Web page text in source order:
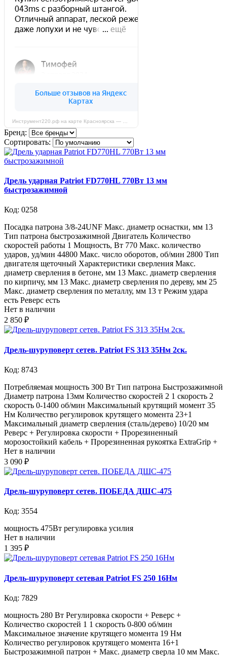
Бренд:
Сортировать:
Дрель ударная Patriot FD770HL 770Вт 13 мм
быстрозажимной
Код: 0258
Посадка патрона 3/8-24UNF Макс. диаметр оснастки, мм 13
Тип патрона быстрозажимной Двигатель Количество
скоростей работы 1 Мощность, Вт 770 Макс. количество
ударов, уд/мин 44800 Макс. число оборотов, об/мин 2800 Тип
двигателя щеточный Характеристики сверления Макс.
диаметр сверления в бетоне, мм 13 Макс. диаметр сверления
по кирпичу, мм 13 Макс. диаметр сверления по дереву, мм 25
Макс. диаметр сверления по металлу, мм 13 т Режим удара
есть Реверс есть
Нет в наличии
2 850 ₽
Дрель-шуруповерт сетев. Patriot FS 313 35Нм 2ск.
Код: 8743
Потребляемая мощность 300 Вт Тип патрона Быстрозажимной
Диаметр патрона 13мм Количество скоростей 2 1 скорость 2
скорость 0-1400 об/мин Максимальный крутящий момент 35
Нм Количество регулировок крутящего момента 23+1
Максимальный диаметр сверления (сталь/дерево) 10/20 мм
Реверс + Регулировка скорости + Прорезиненный
морозостойкий кабель + Прорезиненная рукоятка ExtraGrip +
Нет в наличии
3 090 ₽
Дрель-шуруповерт сетев. ПОБЕДА ДШС-475
Код: 3554
мощность 475Вт регулировка усилия
Нет в наличии
1 395 ₽
Дрель-шуруповерт сетевая Patriot FS 250 16Нм
Код: 7829
мощность 280 Вт Регулировка скорости + Реверс +
Количество скоростей 1 1 скорость 0-800 об/мин
Максимальное значение крутящего момента 19 Нм
Количество регулировок крутящего момента 16+1
Быстрозажимной патрон + Макс. диаметр сверла 10 мм Макс.